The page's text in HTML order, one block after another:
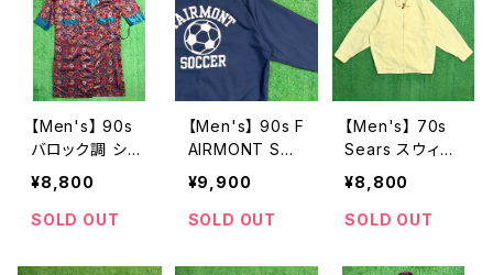
【Men's】 90s
バロック調 シャ
イニー ガウン /
90年代 古着 ス
プリングコート
ロング丈 N070
¥8,800
SOLD OUT
【Men's】 90s F
AIRMONT SO
CCER スウィン
グトップ ライト
ジャケット / アメ
0年代 古着 メン
¥9,900
SOLD OUT
【Men's】 70s
Sears スウィン
グトップ ライト
ジャケット / 70
年代 古着 ジャ
ージャケット メ
¥8,800
SOLD OUT